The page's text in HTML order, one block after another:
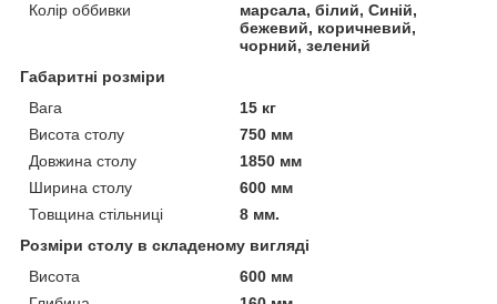
Колір оббивки
марсала, білий, Синій,
бежевий, коричневий,
чорний, зелений
Габаритні розміри
Вага
15 кг
Висота столу
750 мм
Довжина столу
1850 мм
Ширина столу
600 мм
Товщина стільниці
8 мм.
Розміри столу в складеному вигляді
Висота
600 мм